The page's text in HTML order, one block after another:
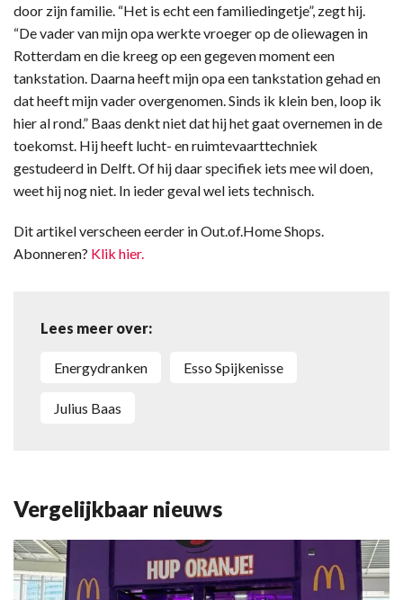
door zijn familie. “Het is echt een familiedingetje”, zegt hij.
“De vader van mijn opa werkte vroeger op de oliewagen in
Rotterdam en die kreeg op een gegeven moment een
tankstation. Daarna heeft mijn opa een tankstation gehad en
dat heeft mijn vader overgenomen. Sinds ik klein ben, loop ik
hier al rond.” Baas denkt niet dat hij het gaat overnemen in de
toekomst. Hij heeft lucht- en ruimtevaarttechniek
gestudeerd in Delft. Of hij daar specifiek iets mee wil doen,
weet hij nog niet. In ieder geval wel iets technisch.
Dit artikel verscheen eerder in Out.of.Home Shops.
Abonneren? Klik hier.
Lees meer over:
energydranken Esso Spijkenisse
Julius Baas
Vergelijkbaar nieuws